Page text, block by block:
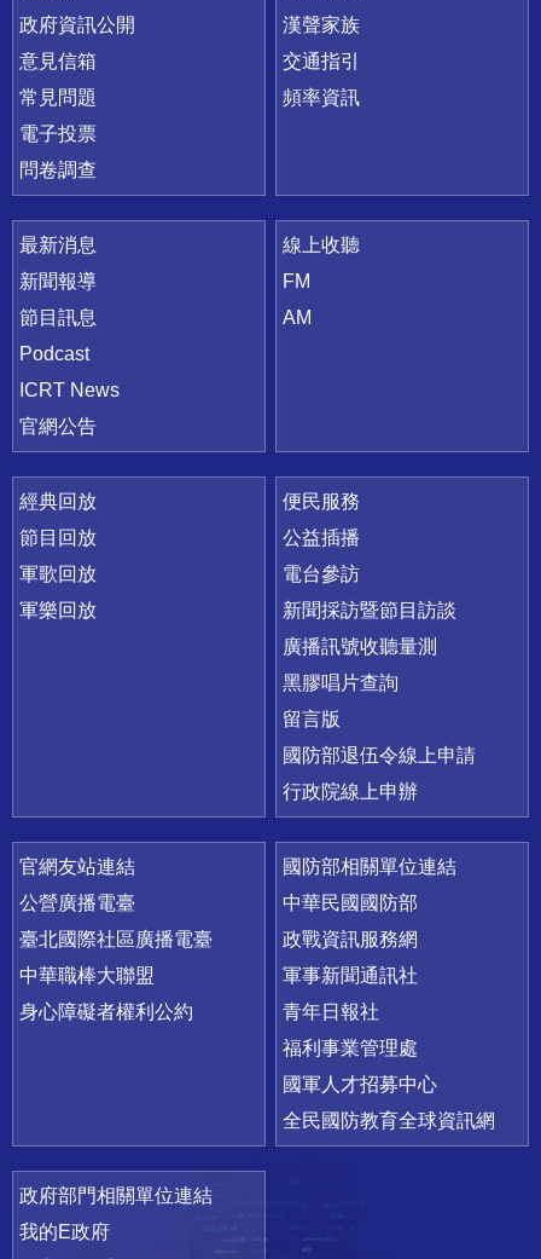
政府資訊公開
意見信箱
常見問題
電子投票
問卷調查
漢聲家族
交通指引
頻率資訊
最新消息
新聞報導
節目訊息
Podcast
ICRT News
官網公告
線上收聽
FM
AM
經典回放
節目回放
軍歌回放
軍樂回放
便民服務
公益插播
電台參訪
新聞採訪暨節目訪談
廣播訊號收聽量測
黑膠唱片查詢
留言版
國防部退伍令線上申請
行政院線上申辦
官網友站連結
公營廣播電臺
臺北國際社區廣播電臺
中華職棒大聯盟
身心障礙者權利公約
國防部相關單位連結
中華民國國防部
政戰資訊服務網
軍事新聞通訊社
青年日報社
福利事業管理處
國軍人才招募中心
全民國防教育全球資訊網
政府部門相關單位連結
我的E政府